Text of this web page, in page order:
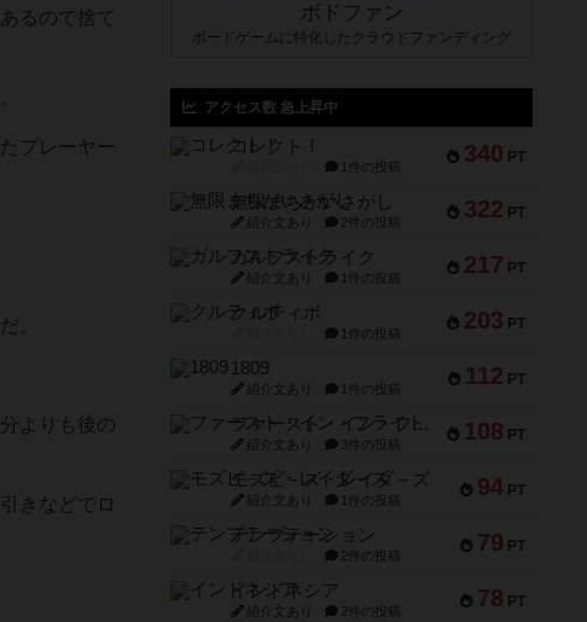
るので捨て
プレーヤー
。
よりも後の
きなどでロ
ボドファン
ボードゲームに特化したクラウドファンディング
アクセス数 急上昇中
340 PT
コレクト！
1件の投稿
322 PT
無限まちがいさがし
紹介文あり 2件の投稿
217 PT
ガルフストライク
紹介文あり 1件の投稿
203 PT
クルティボ
1件の投稿
112 PT
1809
紹介文あり 1件の投稿
108 PT
ファースト・イン・フライト
紹介文あり 3件の投稿
94 PT
モズビ－ズ・レイダ－ズ
紹介文あり 1件の投稿
79 PT
テンプテーション
2件の投稿
78 PT
インドネシア
紹介文あり 2件の投稿